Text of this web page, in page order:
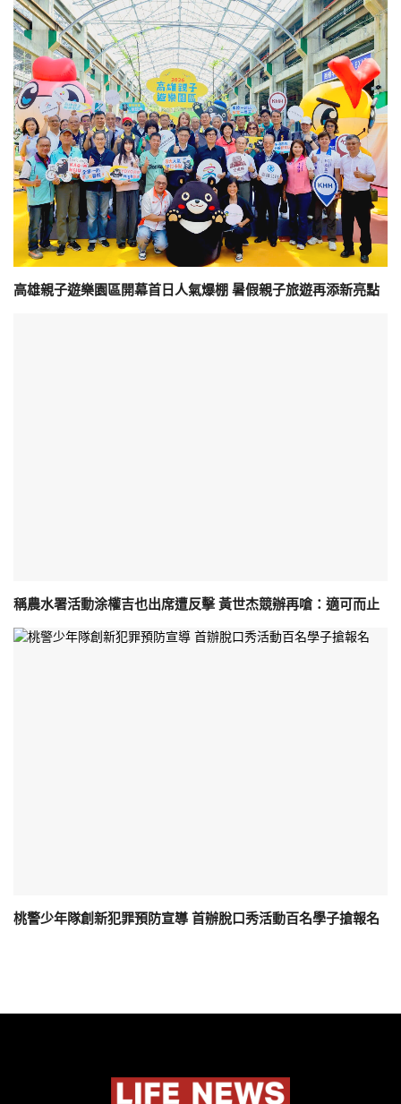
高雄親子遊樂園區開幕首日人氣爆棚 暑假親子旅遊再添新亮點
稱農水署活動涂權吉也出席遭反擊 黃世杰競辦再嗆：適可而止
桃警少年隊創新犯罪預防宣導 首辦脫口秀活動百名學子搶報名